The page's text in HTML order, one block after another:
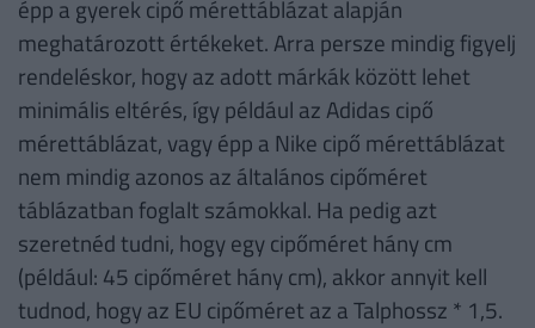
épp a gyerek cipő mérettáblázat alapján
meghatározott értékeket. Arra persze mindig figyelj
rendeléskor, hogy az adott márkák között lehet
minimális eltérés, így például az Adidas cipő
mérettáblázat, vagy épp a Nike cipő mérettáblázat
nem mindig azonos az általános cipőméret
táblázatban foglalt számokkal. Ha pedig azt
szeretnéd tudni, hogy egy cipőméret hány cm
(például: 45 cipőméret hány cm), akkor annyit kell
tudnod, hogy az EU cipőméret az a Talphossz * 1,5.